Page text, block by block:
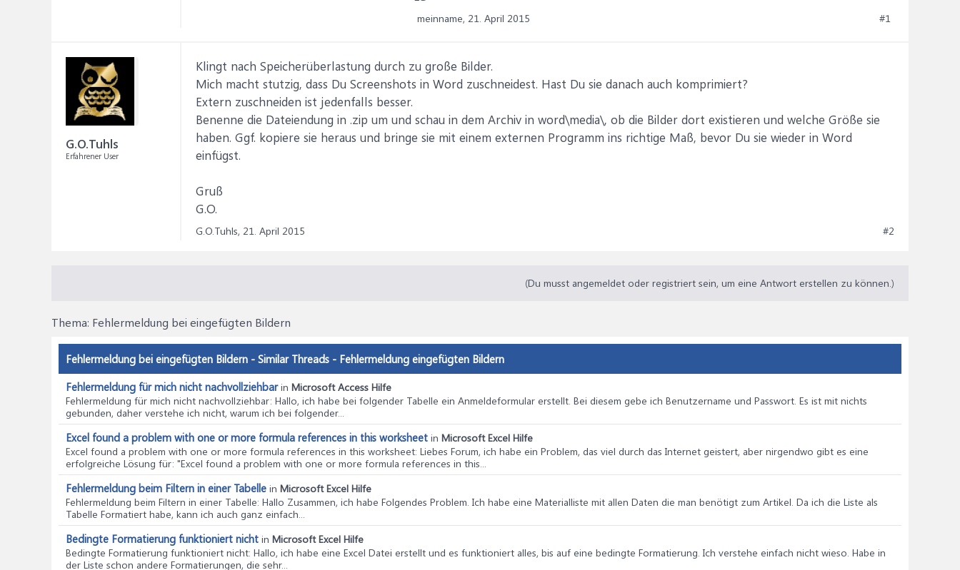
meinname, 21. April 2015 #1
G.O.Tuhls
Erfahrener User
Klingt nach Speicherüberlastung durch zu große Bilder.
Mich macht stutzig, dass Du Screenshots in Word zuschneidest. Hast Du sie danach auch komprimiert?
Extern zuschneiden ist jedenfalls besser.
Benenne die Dateiendung in .zip um und schau in dem Archiv in word\media\, ob die Bilder dort existieren und welche Größe sie
haben. Ggf. kopiere sie heraus und bringe sie mit einem externen Programm ins richtige Maß, bevor Du sie wieder in Word
einfügst.
Gruß
G.O.
G.O.Tuhls, 21. April 2015 #2
(Du musst angemeldet oder registriert sein, um eine Antwort erstellen zu können.)
Thema: Fehlermeldung bei eingefügten Bildern
Fehlermeldung bei eingefügten Bildern - Similar Threads - Fehlermeldung eingefügten Bildern
Fehlermeldung für mich nicht nachvollziehbarin Microsoft Access Hilfe
Fehlermeldung für mich nicht nachvollziehbar: Hallo, ich habe bei folgender Tabelle ein Anmeldeformular erstellt. Bei diesem gebe ich Benutzername und Passwort. Es ist mit nichts
gebunden, daher verstehe ich nicht, warum ich bei folgender...
Excel found a problem with one or more formula references in this worksheet in Microsoft Excel Hilfe
Excel found a problem with one or more formula references in this worksheet: Liebes Forum, ich habe ein Problem, das viel durch das Internet geistert, aber nirgendwo gibt es eine
erfolgreiche Lösung für: "Excel found a problem with one or more formula references in this...
Fehlermeldung beim Filtern in einer Tabelle in Microsoft Excel Hilfe
Fehlermeldung beim Filtern in einer Tabelle: Hallo Zusammen, ich habe Folgendes Problem. Ich habe eine Materialliste mit allen Daten die man benötigt zum Artikel. Da ich die Liste als
Tabelle Formatiert habe, kann ich auch ganz einfach...
Bedingte Formatierung funktioniert nicht in Microsoft Excel Hilfe
Bedingte Formatierung funktioniert nicht: Hallo, ich habe eine Excel Datei erstellt und es funktioniert alles, bis auf eine bedingte Formatierung. Ich verstehe einfach nicht wieso. Habe in
der Liste schon andere Formatierungen, die sehr...